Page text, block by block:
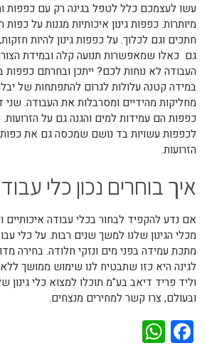
עשו לעצמכם כלל לטפל בגינה רק עם כפפות
מיותרות. כפפות גינון איכותיות מגנות על כפות
חתכים וגם לכלוך. על כפפות גינון להיות
גם כאלו שמאפשרות תנועה קלה ובמידת
העבודה לא נוחות לכם? ייתכן ובחרתם כפפות
במידה קטנה עלולות לגרום להתפתחות של
מחליקות מהידיים ומסרבלות את העבודה.
כפפות הם עמידות למים והגנה גם על
לכפפות עשויות בד נושם שמכסה גם את כפות
הזרועות.
איך בוחרים נכון כלי
אם נדע להקפיד לבחור בכלי עבודה איכותיים
מכלי הגינון שלנו למשך שנים רבות. על כלי
מתכת עמידה בפני מים ונזקי חלודה. בחירה
לגינה היא כזו שתבטיח לנו שימוש ממושך
וליד פריד דיאב בע"מ תוכלו למצוא כלי גינון
ובעולם, צרו קשר למחירים מנצחים.
Facebook